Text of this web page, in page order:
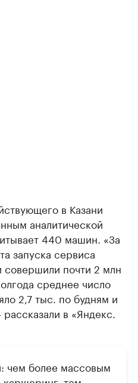
в Казани
аналитической
440 машин. «За
запуска сервиса
совершили почти 2 млн
среднее число
2,7 тыс. по будням и
в «Яндекс.
чем более массовым